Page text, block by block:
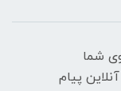
21، پاسخگوی شما
پیام